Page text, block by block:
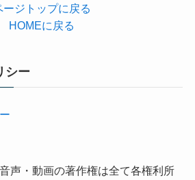
ージトップに戻る
HOMEに戻る
シー
声・動画の著作権は全て各権利所